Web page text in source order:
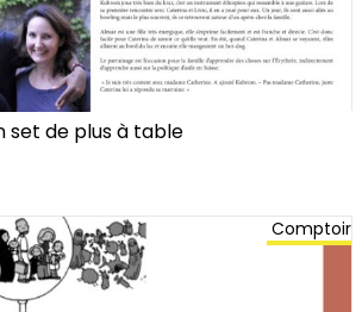
set de plus à table
Comptoir